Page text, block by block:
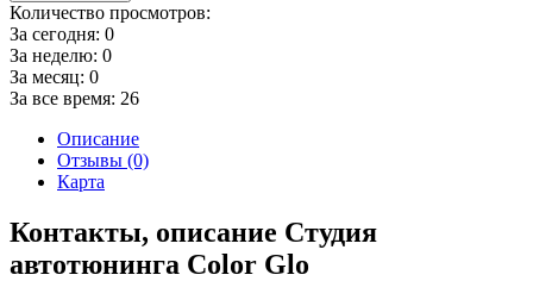
Количество просмотров:
За сегодня: 0
За неделю: 0
За месяц: 0
За все время: 26
Описание
Отзывы (0)
Карта
Контакты, описание Студия
автотюнинга Color Glo